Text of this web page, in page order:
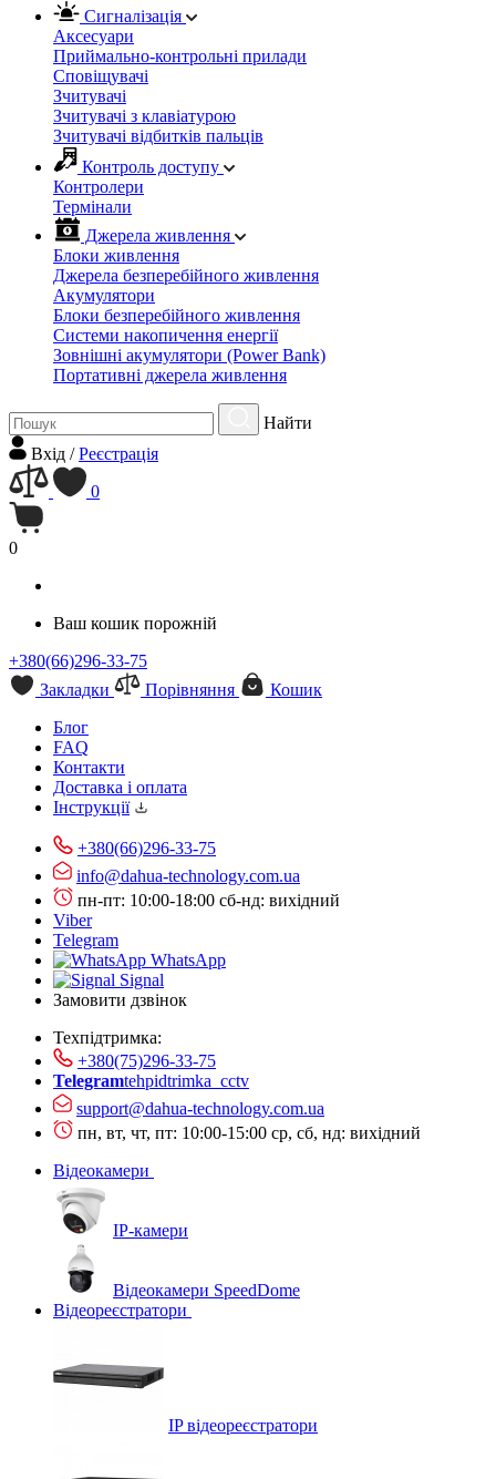
Сигналізація
Аксесуари
Приймально-контрольні прилади
Сповіщувачі
Зчитувачі
Зчитувачі з клавіатурою
Зчитувачі відбитків пальців
Контроль доступу
Контролери
Термінали
Джерела живлення
Блоки живлення
Джерела безперебійного живлення
Акумулятори
Блоки безперебійного живлення
Системи накопичення енергії
Зовнішні акумулятори (Power Bank)
Портативні джерела живлення
Найти
Вхiд /Реєстрація
0
0
Ваш кошик порожній
+380(66)296-33-75
Закладки
Порівняння
Кошик
Блог
FAQ
Контакти
Доставка і оплата
Інструкції
+380(66)296-33-75
info@dahua-technology.com.ua
пн-пт: 10:00-18:00 сб-нд: вихідний
Viber
Telegram
WhatsApp
Signal
Замовити дзвінок
Техпідтримка:
+380(75)296-33-75
Telegramtehpidtrimka_cctv
support@dahua-technology.com.ua
пн, вт, чт, пт: 10:00-15:00 ср, сб, нд: вихідний
Відеокамери
IP-камери
Відеокамери SpeedDome
Відеореєстратори
IP відеореєстратори